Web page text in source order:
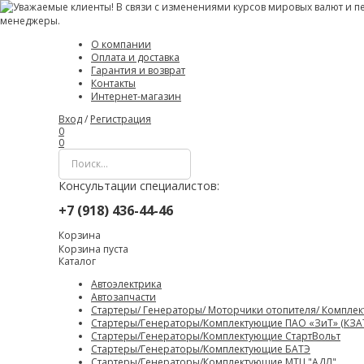
О компании
Оплата и доставка
Гарантия и возврат
Контакты
Интернет-магазин
Вход/ Регистрация
0
0
Консультации специалистов:
+7 (918) 436-44-46
Корзина
Корзина пуста
Каталог
Автоэлектрика
Автозапчасти
Стартеры/ Генераторы/ Моторчики отопителя/
Стартеры/Генераторы/Комплектующие ПАО «ЗиТ»
Стартеры/Генераторы/Комплектующие СтартВольт
Стартеры/Генераторы/Комплектующие БАТЭ